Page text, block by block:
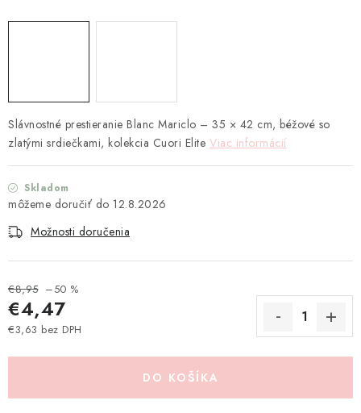
ZNAČKY
Ako nakupovať
Podmienky ochrany osobných údajov
Návod na údržbu nábytku
Slávnostné prestieranie Blanc Mariclo – 35 × 42 cm, béžové so
zlatými srdiečkami, kolekcia Cuori Elite Viac informácií
Skladom
12.8.2026
Možnosti doručenia
€8,95 –50 %
€4,47
€3,63 bez DPH
DO KOŠÍKA